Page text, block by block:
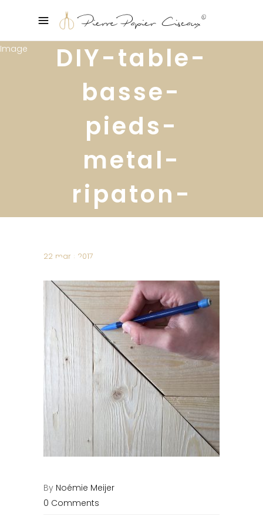
DIY-table-
basse-
pieds-
metal-
ripaton-
hairpin-
chevron-12
22 mars 2017
By Noémie Meijer
0 Comments